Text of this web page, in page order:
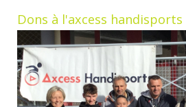
Dons à l'axcess handisports